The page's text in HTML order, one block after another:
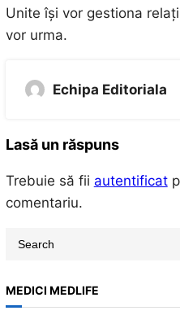
Unite își vor gestiona
vor urma.
Echipa Editoriala
Lasă un răspuns
Trebuie să fii autentificat
comentariu.
r
MEDICI MEDLIFE